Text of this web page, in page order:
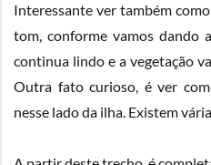
Interessante ver também
tom, conforme vamos dando
continua lindo e a vegetação
Outra fato curioso, é ver
nesse lado da ilha. Existem